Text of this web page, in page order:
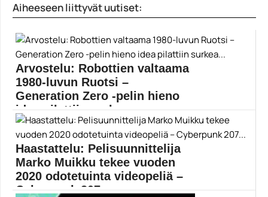
Aiheeseen liittyvät uutiset:
Arvostelu: Robottien valtaama
1980-luvun Ruotsi –
Generation Zero -pelin hieno
idea pilattiin surkea...
Parhaiten Just Cause -peleistä tunnetun Avalanche
Studiosin Generation...
Avalanche Studios
Haastattelu: Pelisuunnittelija
Marko Muikku tekee vuoden
2020 odotetuinta videopeliä –
Cyberpunk 207...